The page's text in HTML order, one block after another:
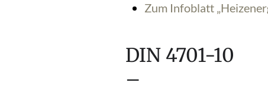
Zum Infoblatt
DIN 4701-10
–